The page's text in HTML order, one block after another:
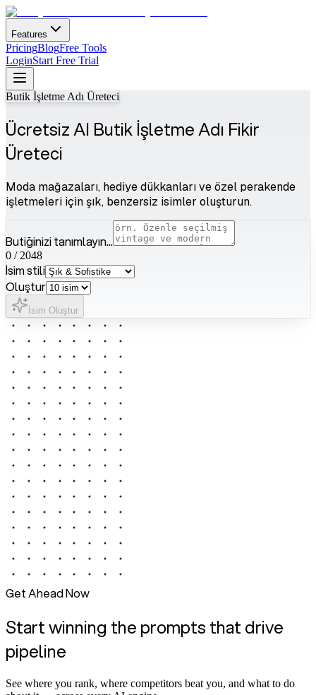
Features
PricingBlogFree Tools
LoginStart Free Trial
Butik İşletme Adı Üreteci
Ücretsiz AI Butik İşletme Adı Fikir
Üreteci
Moda mağazaları, hediye dükkanları ve özel perakende
işletmeleri için şık, benzersiz isimler oluşturun.
Butiğinizi tanımlayın...
0 / 2048
İsim stili
Oluştur
İsim Oluştur
Get Ahead Now
Start winning the prompts that drive
pipeline
See where you rank, where competitors beat you, and what to do